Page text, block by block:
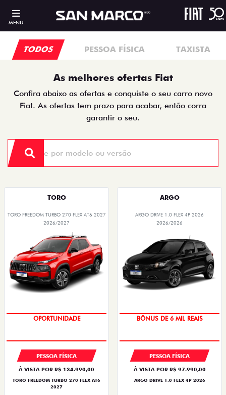
MENU
TODOS PESSOA FÍSICA TAXISTA
As melhores ofertas Fiat
Confira abaixo as ofertas e conquiste o seu carro novo
Fiat. As ofertas tem prazo para acabar, então corra
garantir o seu.
TORO
TORO FREEDOM TURBO 270 FLEX AT6 2027
2026/2027
OPORTUNIDADE
PESSOA FÍSICA
À VISTA POR R$ 134.990,00
TORO FREEDOM TURBO 270 FLEX AT6
2027
ARGO
ARGO DRIVE 1.0 FLEX 4P 2026
2026/2026
BÔNUS DE 6 MIL REAIS
PESSOA FÍSICA
À VISTA POR R$ 97.990,00
ARGO DRIVE 1.0 FLEX 4P 2026